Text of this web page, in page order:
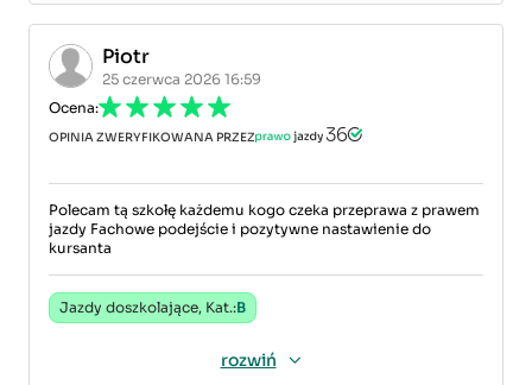
Piotr
25 czerwca 2026 16:59
Ocena:
OPINIA ZWERYFIKOWANA PRZEZ
Polecam tą szkołę każdemu kogo czeka przeprawa z prawem
jazdy Fachowe podejście i pozytywne nastawienie do
kursanta
Jazdy doszkolające, Kat.:B
rozwiń